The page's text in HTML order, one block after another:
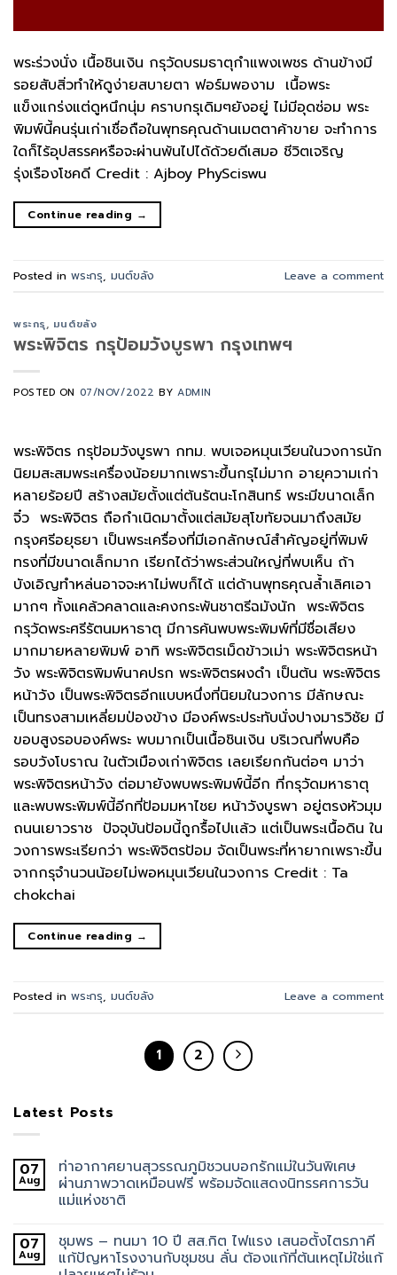
พระร่วงนั่ง เนื้อชินเงิน กรุวัดบรมธาตุกำแพงเพชร ด้านข้างมี
รอยสับสิ่วทำให้ดูง่ายสบายตา ฟอร์มพองาม เนื้อพระ
แข็งแกร่งแต่ดูหนึกนุ่ม คราบกรุเดิมๆยังอยู่ ไม่มีอุดซ่อม พระ
พิมพ์นี้คนรุ่นเก่าเชื่อถือในพุทธคุณด้านเมตตาค้าขาย จะทำการ
ใดก็ไร้อุปสรรคหรือจะผ่านพ้นไปได้ด้วยดีเสมอ ชีวิตเจริญ
รุ่งเรืองโชคดี Credit : Ajboy PhySciswu
Continue reading →
Posted in พระกรุ, มนต์ขลัง Leave a comment
พระกรุ, มนต์ขลัง
พระพิจิตร กรุป้อมวังบูรพา กรุงเทพฯ
POSTED ON 07/NOV/2022 BYADMIN
พระพิจิตร กรุป้อมวังบูรพา กทม. พบเจอหมุนเวียนในวงการนัก
นิยมสะสมพระเครื่องน้อยมากเพราะขึ้นกรุไม่มาก อายุความเก่า
หลายร้อยปี สร้างสมัยตั้งแต่ต้นรัตนะโกสินทร์ พระมีขนาดเล็ก
จิ๋ว พระพิจิตร ถือกำเนิดมาตั้งแต่สมัยสุโขทัยจนมาถึงสมัย
กรุงศรีอยุธยา เป็นพระเครื่องที่มีเอกลักษณ์สำคัญอยู่ที่พิมพ์
ทรงที่มีขนาดเล็กมาก เรียกได้ว่าพระส่วนใหญ่ที่พบเห็น ถ้า
บังเอิญทำหล่นอาจจะหาไม่พบก็ได้ แต่ด้านพุทธคุณล้ำเลิศเอา
มากๆ ทั้งแคล้วคลาดและคงกระพันชาตรีฉมังนัก พระพิจิตร
กรุวัดพระศรีรัตนมหาธาตุ มีการค้นพบพระพิมพ์ที่มีชื่อเสียง
มากมายหลายพิมพ์ อาทิ พระพิจิตรเม็ดข้าวเม่า พระพิจิตรหน้า
วัง พระพิจิตรพิมพ์นาคปรก พระพิจิตรผงดำ เป็นต้น พระพิจิตร
หน้าวัง เป็นพระพิจิตรอีกแบบหนึ่งที่นิยมในวงการ มีลักษณะ
เป็นทรงสามเหลี่ยมป่องข้าง มีองค์พระประทับนั่งปางมารวิชัย มี
ขอบสูงรอบองค์พระ พบมากเป็นเนื้อชินเงิน บริเวณที่พบคือ
รอบวังโบราณ ในตัวเมืองเก่าพิจิตร เลยเรียกกันต่อๆ มาว่า
พระพิจิตรหน้าวัง ต่อมายังพบพระพิมพ์นี้อีก ที่กรุวัดมหาธาตุ
และพบพระพิมพ์นี้อีกที่ป้อมมหาไชย หน้าวังบูรพา อยู่ตรงหัวมุม
ถนนเยาวราช ปัจจุบันป้อมนี้ถูกรื้อไปเเล้ว แต่เป็นพระเนื้อดิน ใน
วงการพระเรียกว่า พระพิจิตรป้อม จัดเป็นพระที่หายากเพราะขึ้น
จากกรุจำนวนน้อยไม่พอหมุนเวียนในวงการ Credit : Ta
chokchai
Continue reading →
Posted in พระกรุ, มนต์ขลัง Leave a comment
1 2
Latest Posts
07
Aug
ท่าอากาศยานสุวรรณภูมิชวนบอกรักแม่ในวันพิเศษ
ผ่านภาพวาดเหมือนฟรี พร้อมจัดแสดงนิทรรศการวัน
แม่แห่งชาติ
07
Aug
ชุมพร – ทนมา 10 ปี สส.กิต ไฟแรง เสนอตั้งไตรภาคี
แก้ปัญหาโรงงานกับชุมชน ลั่น ต้องแก้ที่ต้นเหตุไม่ใช่แก้